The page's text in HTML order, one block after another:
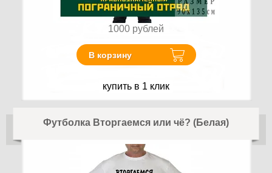
1000 рублей
В корзину
купить в 1 клик
Футболка Вторгаемся или чё? (Белая)